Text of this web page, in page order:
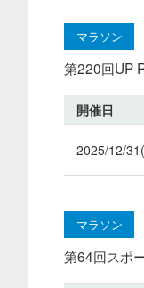
マラソン
第220回UP
開催日
2025/12/
マラソン
第64回スポ